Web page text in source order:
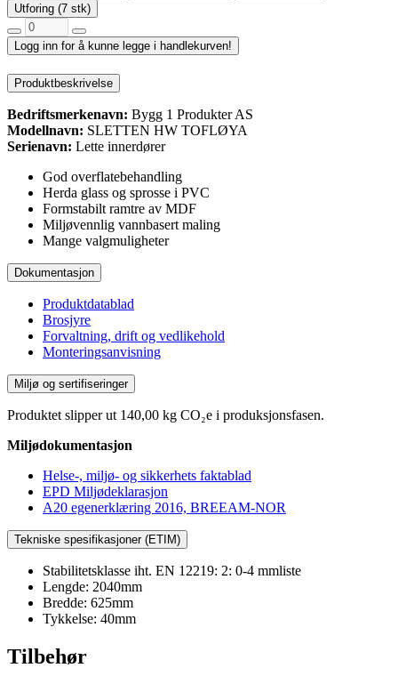
Utforing (7 stk)
Logg inn for å kunne legge i handlekurven!
Produktbeskrivelse
Bedriftsmerkenavn: Bygg 1 Produkter AS
Modellnavn: SLETTEN HW TOFLØYA
Serienavn: Lette innerdører
God overflatebehandling
Herda glass og sprosse i PVC
Formstabilt ramtre av MDF
Miljøvennlig vannbasert maling
Mange valgmuligheter
Dokumentasjon
Produktdatablad
Brosjyre
Forvaltning, drift og vedlikehold
Monteringsanvisning
Miljø og sertifiseringer
Produktet slipper ut 140,00 kg CO₂e i produksjonsfasen.
Miljødokumentasjon
Helse-, miljø- og sikkerhets faktablad
EPD Miljødeklarasjon
A20 egenerklæring 2016, BREEAM-NOR
Tekniske spesifikasjoner (ETIM)
Stabilitetsklasse iht. EN 12219: 2: 0-4 mmliste
Lengde: 2040mm
Bredde: 625mm
Tykkelse: 40mm
Tilbehør